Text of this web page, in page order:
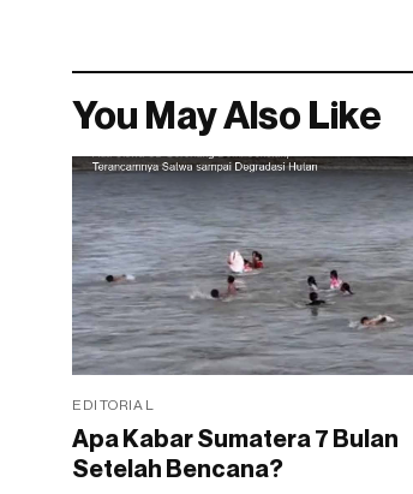
You May Also Like
EDITORIAL
Apa Kabar Sumatera 7 Bulan
Setelah Bencana?